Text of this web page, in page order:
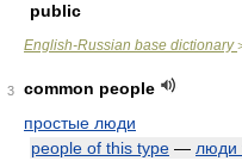
public
English-Russian base dictionary
3
common people
простые люди
people of this type — люди